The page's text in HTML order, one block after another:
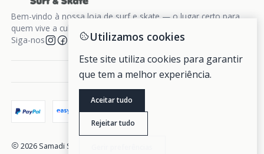
Bem-vindo à nossa loja de surf e skate — o lugar certo para
quem vive a cultura da liberdade sobre rodas e ondas.
Siga-nos
2026 Samadi Surf Skate.
Utilizamos cookies
Este site utiliza cookies para garantir
que tem a melhor experiência.
Aceitar tudo
Rejeitar tudo